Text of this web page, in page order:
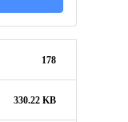
178
330.22 KB